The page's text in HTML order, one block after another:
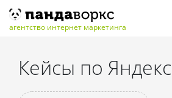
агентство интернет маркетинга
Главная / Кейсы / Кейсы по Яндекс
Кейсы по